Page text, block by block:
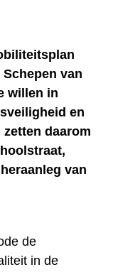
van
willen in
en
daarom
van
de
in de